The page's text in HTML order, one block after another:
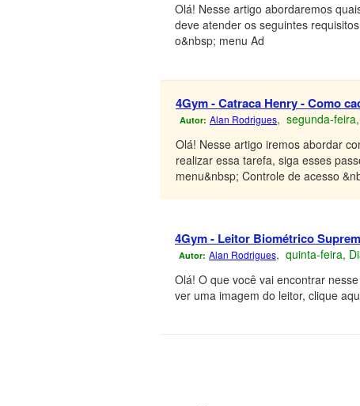
Olá! Nesse artigo abordaremos
deve atender os seguintes
o&nbsp; menu Ad
4Gym - Catraca Henry - Como
Autor: Alan Rodrigues, segunda-
Olá! Nesse artigo iremos abordar
realizar essa tarefa, siga esses
menu&nbsp; Controle de acesso
4Gym - Leitor Biométrico
Autor: Alan Rodrigues, quinta-feira,
Olá! O que você vai encontrar
ver uma imagem do leitor, clique